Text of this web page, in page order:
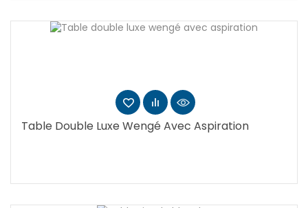
Table Double Luxe Wengé Avec Aspiration